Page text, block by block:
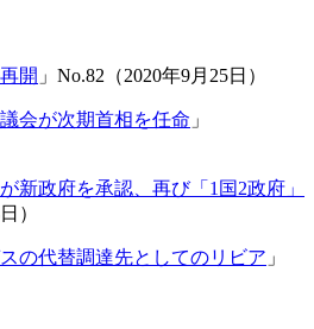
開 」No.82（2020年9月25日）
会が次期首相を任命 」
新政府を承認、再び「1国2政府」
）
の代替調達先としてのリビア 」